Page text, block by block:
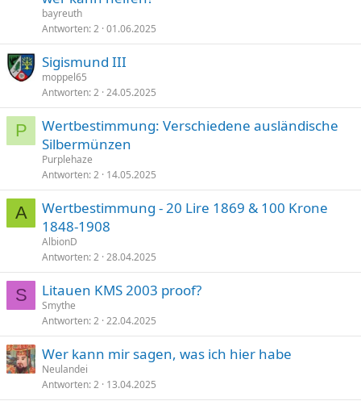
bayreuth
Antworten 2 01.06.2025
Sigismund III
moppel65
Antworten 2 24.05.2025
P
Wertbestimmung: Verschiedene ausländische
Silbermünzen
Purplehaze
Antworten 2 14.05.2025
A
Wertbestimmung - 20 Lire 1869 & 100 Krone
1848-1908
AlbionD
Antworten 2 28.04.2025
S Litauen KMS 2003 proof?
Smythe
Antworten 2 22.04.2025
Wer kann mir sagen, was ich hier habe
Neulandei
Antworten 2 13.04.2025